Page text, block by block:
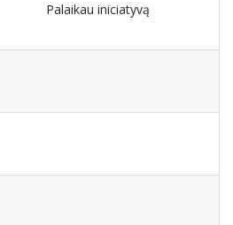
Palaikau iniciatyvą